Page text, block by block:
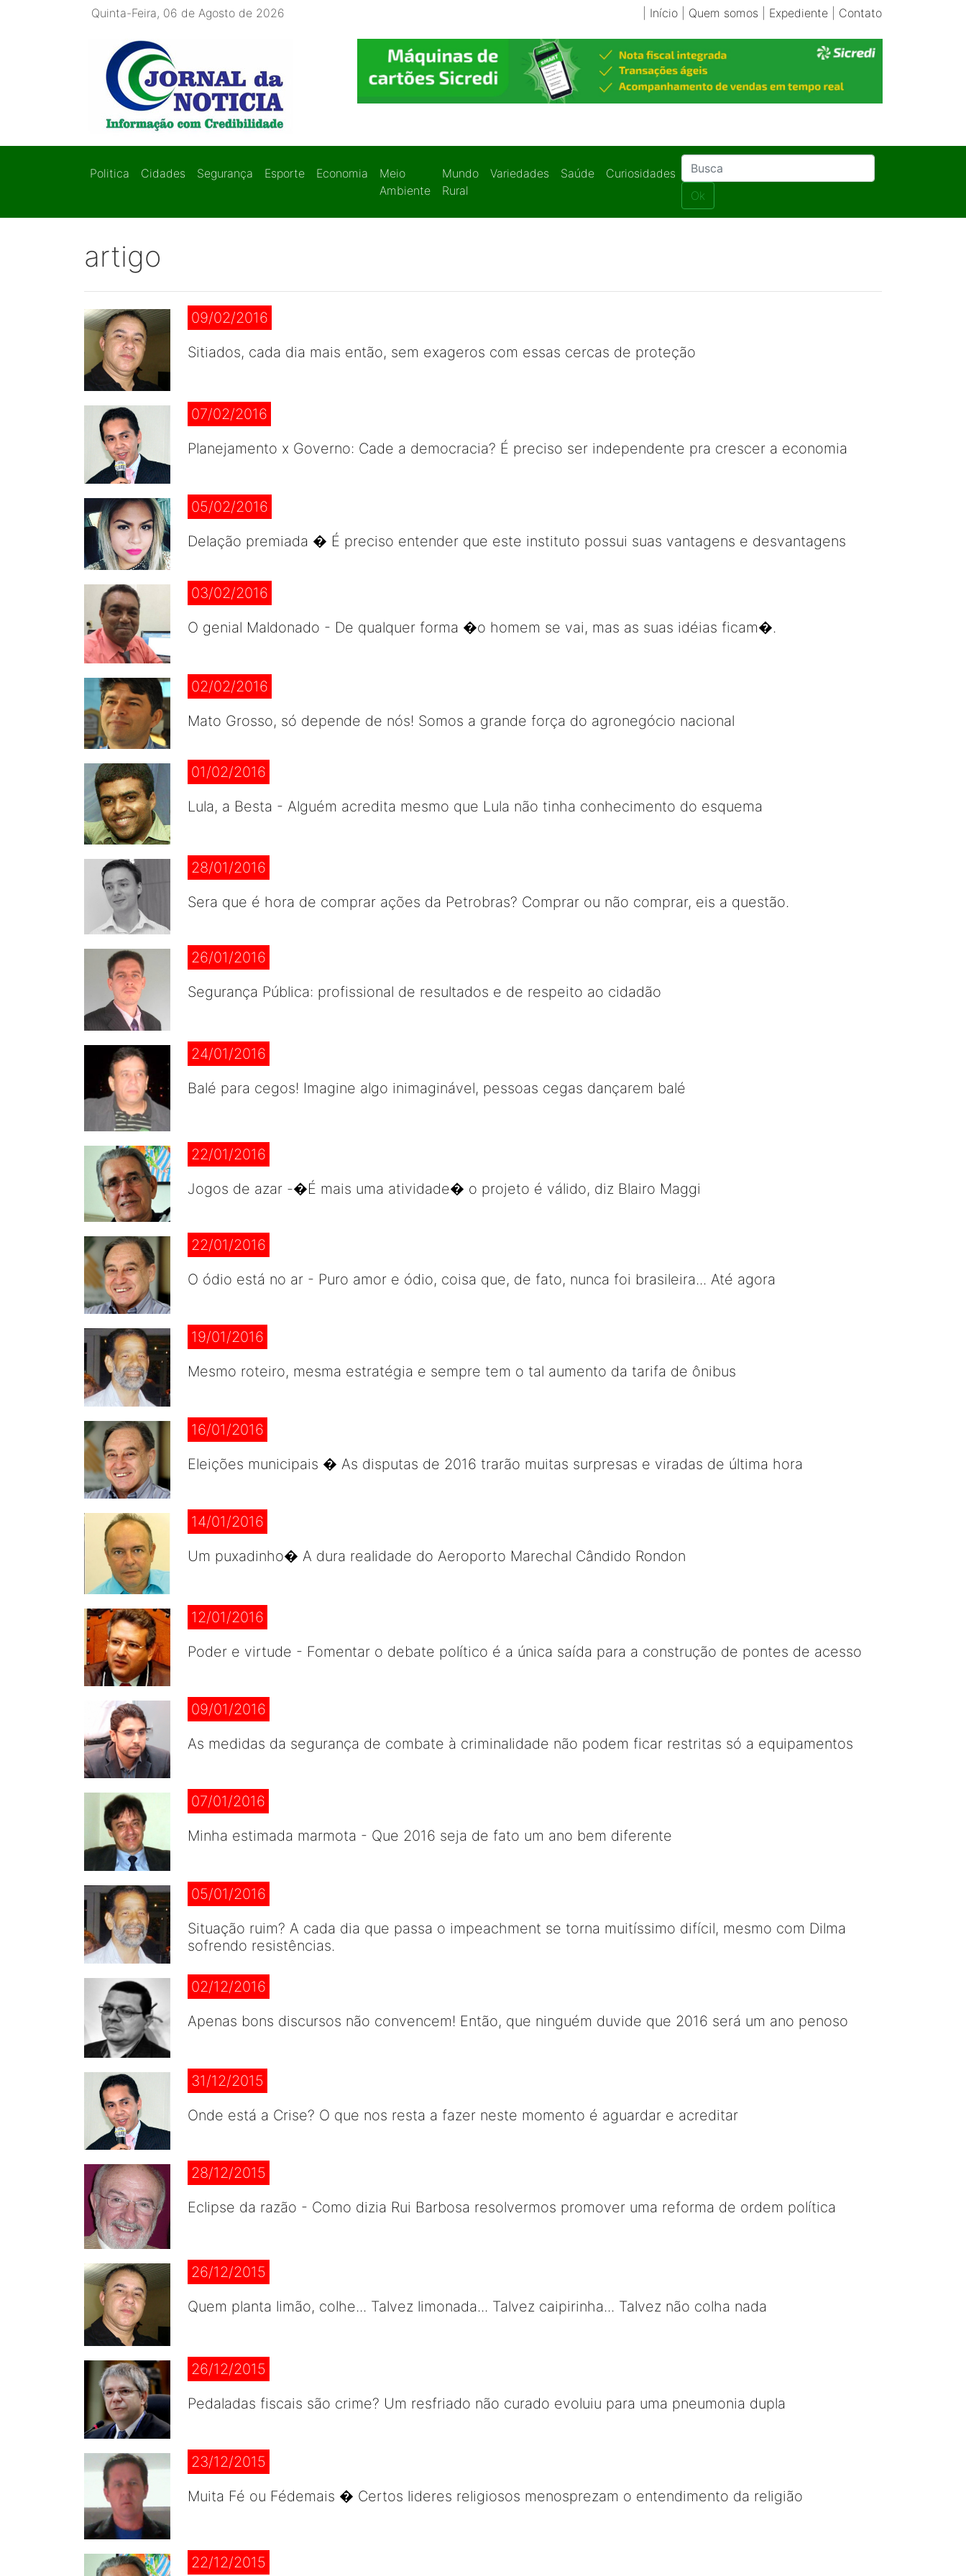
Quinta-Feira, 06 de Agosto de 2026 Início| Quem somos Expediente| Contato
Politica Cidades Segurança Esporte Economia
Meio
Ambiente
Mundo
Rural
Variedades Saúde
Curiosidades
Ok
artigo
09/02/2016
Sitiados, cada dia mais então, sem exageros com essas cercas de proteção
07/02/2016
Planejamento x Governo: Cade a democracia? É preciso ser independente pra crescer a economia
05/02/2016
Delação premiada � É preciso entender que este instituto possui suas vantagens e desvantagens
03/02/2016
O genial Maldonado - De qualquer forma �o homem se vai, mas as suas idéias ficam�.
02/02/2016
Mato Grosso, só depende de nós! Somos a grande força do agronegócio nacional
01/02/2016
Lula, a Besta - Alguém acredita mesmo que Lula não tinha conhecimento do esquema
28/01/2016
Sera que é hora de comprar ações da Petrobras? Comprar ou não comprar, eis a questão.
26/01/2016
Segurança Pública: profissional de resultados e de respeito ao cidadão
24/01/2016
Balé para cegos! Imagine algo inimaginável, pessoas cegas dançarem balé
22/01/2016
Jogos de azar -�É mais uma atividade� o projeto é válido, diz Blairo Maggi
22/01/2016
O ódio está no ar - Puro amor e ódio, coisa que, de fato, nunca foi brasileira... Até agora
19/01/2016
Mesmo roteiro, mesma estratégia e sempre tem o tal aumento da tarifa de ônibus
16/01/2016
Eleições municipais � As disputas de 2016 trarão muitas surpresas e viradas de última hora
14/01/2016
Um puxadinho� A dura realidade do Aeroporto Marechal Cândido Rondon
12/01/2016
Poder e virtude - Fomentar o debate político é a única saída para a construção de pontes de acesso
09/01/2016
As medidas da segurança de combate à criminalidade não podem ficar restritas só a equipamentos
07/01/2016
Minha estimada marmota - Que 2016 seja de fato um ano bem diferente
05/01/2016
Situação ruim? A cada dia que passa o impeachment se torna muitíssimo difícil, mesmo com Dilma
sofrendo resistências.
02/12/2016
Apenas bons discursos não convencem! Então, que ninguém duvide que 2016 será um ano penoso
31/12/2015
Onde está a Crise? O que nos resta a fazer neste momento é aguardar e acreditar
28/12/2015
Eclipse da razão - Como dizia Rui Barbosa resolvermos promover uma reforma de ordem política
26/12/2015
Quem planta limão, colhe... Talvez limonada... Talvez caipirinha... Talvez não colha nada
26/12/2015
Pedaladas fiscais são crime? Um resfriado não curado evoluiu para uma pneumonia dupla
23/12/2015
Muita Fé ou Fédemais � Certos lideres religiosos menosprezam o entendimento da religião
22/12/2015